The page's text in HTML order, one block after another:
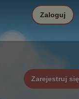
Zarejestruj się
Zaloguj